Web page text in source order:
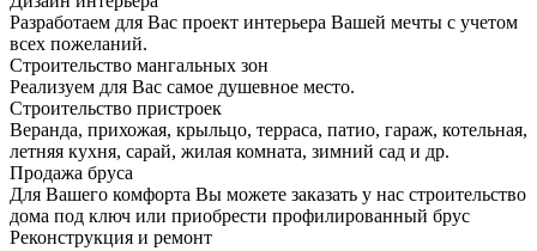
Разработаем для Вас проект интерьера Вашей мечты с учетом
всех пожеланий.
Строительство мангальных зон
Реализуем для Вас самое душевное место.
Строительство пристроек
Веранда, прихожая, крыльцо, терраса, патио, гараж, котельная,
летняя кухня, сарай, жилая комната, зимний сад и др.
Продажа бруса
Для Вашего комфорта Вы можете заказать у нас строительство
дома под ключ или приобрести профилированный брус
Реконструкция и ремонт